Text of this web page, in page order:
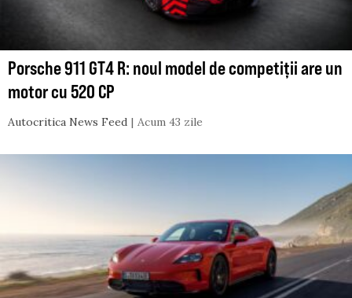
Porsche 911 GT4 R: noul model de competiții are un
motor cu 520 CP
Autocritica News Feed Acum 43 zile